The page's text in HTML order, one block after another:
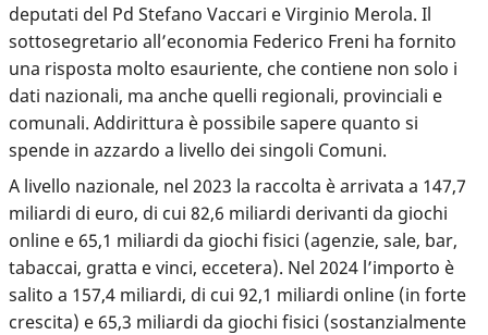
deputati del Pd Stefano Vaccari e Virginio Merola. Il
sottosegretario all’economia Federico Freni ha fornito
una risposta molto esauriente, che contiene non solo i
dati nazionali, ma anche quelli regionali, provinciali e
comunali. Addirittura è possibile sapere quanto si
spende in azzardo a livello dei singoli Comuni.
A livello nazionale, nel 2023 la raccolta è arrivata a 147,7
miliardi di euro, di cui 82,6 miliardi derivanti da giochi
online e 65,1 miliardi da giochi fisici (agenzie, sale, bar,
tabaccai, gratta e vinci, eccetera). Nel 2024 l’importo è
salito a 157,4 miliardi, di cui 92,1 miliardi online (in forte
crescita) e 65,3 miliardi da giochi fisici (sostanzialmente